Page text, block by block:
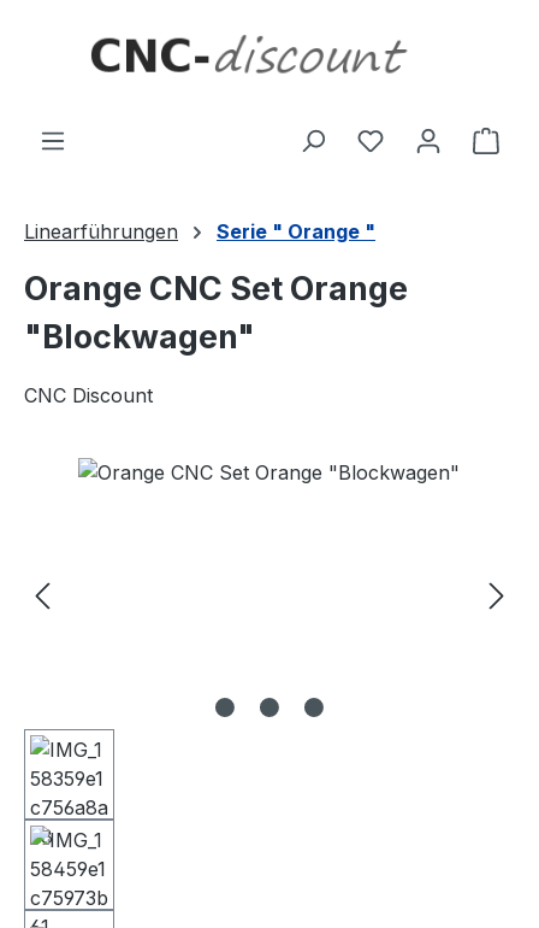
Linearführungen Serie " Orange "
Orange CNC Set Orange
"Blockwagen"
CNC Discount
Bildergalerie überspringen